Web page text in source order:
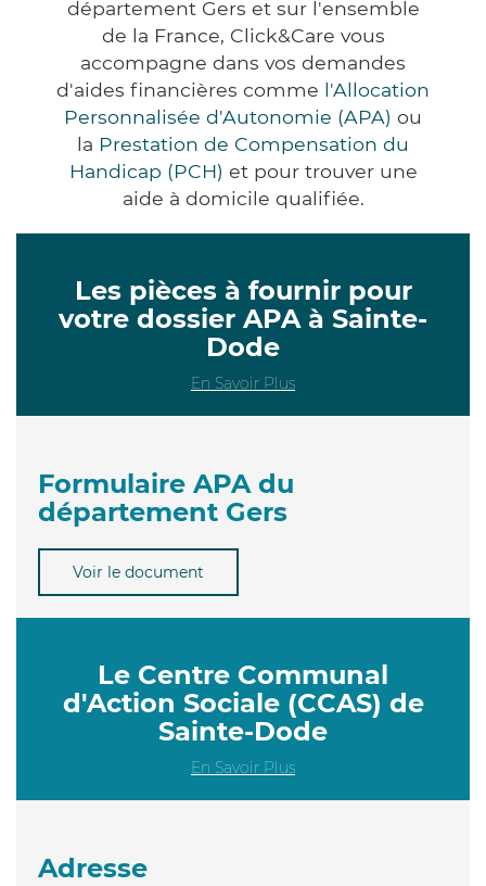
département Gers et sur l'ensemble
de la France, Click&Care vous
accompagne dans vos demandes
d'aides financières comme l'Allocation
Personnalisée d'Autonomie (APA) ou
la Prestation de Compensation du
Handicap (PCH) et pour trouver une
aide à domicile qualifiée.
Les pièces à fournir pour
votre dossier APA à Sainte-
Dode
En Savoir Plus
Formulaire APA du
département Gers
Voir le document
Le Centre Communal
d'Action Sociale (CCAS) de
Sainte-Dode
En Savoir Plus
Adresse